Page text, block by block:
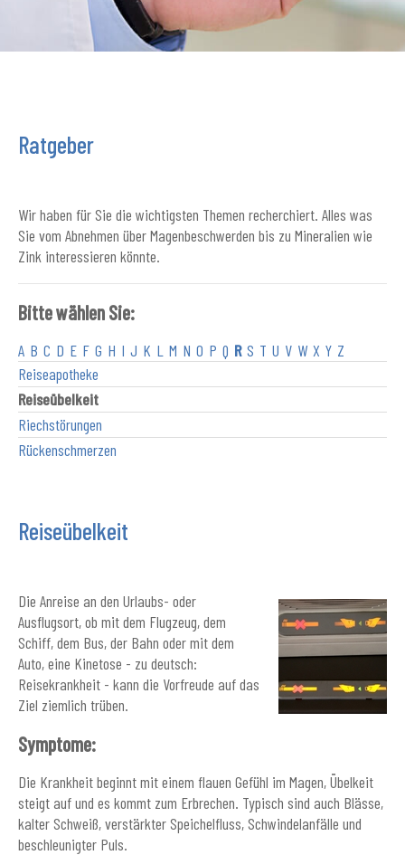
Ratgeber
Wir haben für Sie die wichtigsten Themen recherchiert. Alles was
Sie vom Abnehmen über Magenbeschwerden bis zu Mineralien wie
Zink interessieren könnte.
Bitte wählen Sie:
A B C D E F G H I J K L M N O P Q R S T U V W X Y Z
Reiseapotheke
Reiseübelkeit
Riechstörungen
Rückenschmerzen
Reiseübelkeit
Die Anreise an den Urlaubs- oder
Ausflugsort, ob mit dem Flugzeug, dem
Schiff, dem Bus, der Bahn oder mit dem
Auto, eine Kinetose - zu deutsch:
Reisekrankheit - kann die Vorfreude auf das
Ziel ziemlich trüben.
Symptome:
Die Krankheit beginnt mit einem flauen Gefühl im Magen, Übelkeit
steigt auf und es kommt zum Erbrechen. Typisch sind auch Blässe,
kalter Schweiß, verstärkter Speichelfluss, Schwindelanfälle und
beschleunigter Puls.